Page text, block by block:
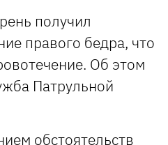
получил
правого бедра, что
Об этом
Патрульной
обстоятельств